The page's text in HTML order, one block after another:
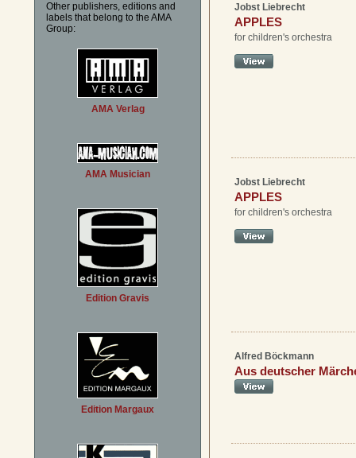
Other publishers, editions and
labels that belong to the AMA
Group:
AMA Verlag
AMA Musician
Edition Gravis
Edition Margaux
Jobst Liebrecht
APPLES
for children's orchestra
Jobst Liebrecht
APPLES
for children's orchestra
Alfred Böckmann
Aus deutscher